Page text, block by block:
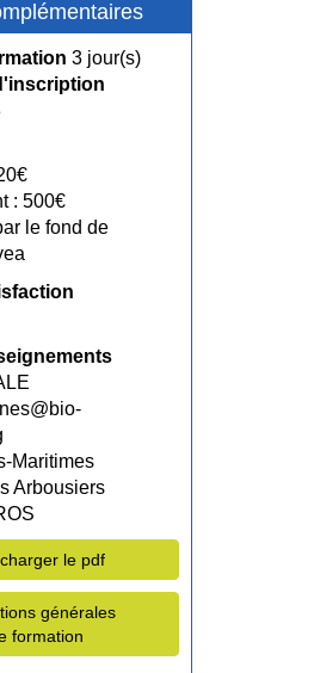
3 jour(s)
: 500€
le fond de
Maritimes
Arbousiers
le pdf
générales
formation